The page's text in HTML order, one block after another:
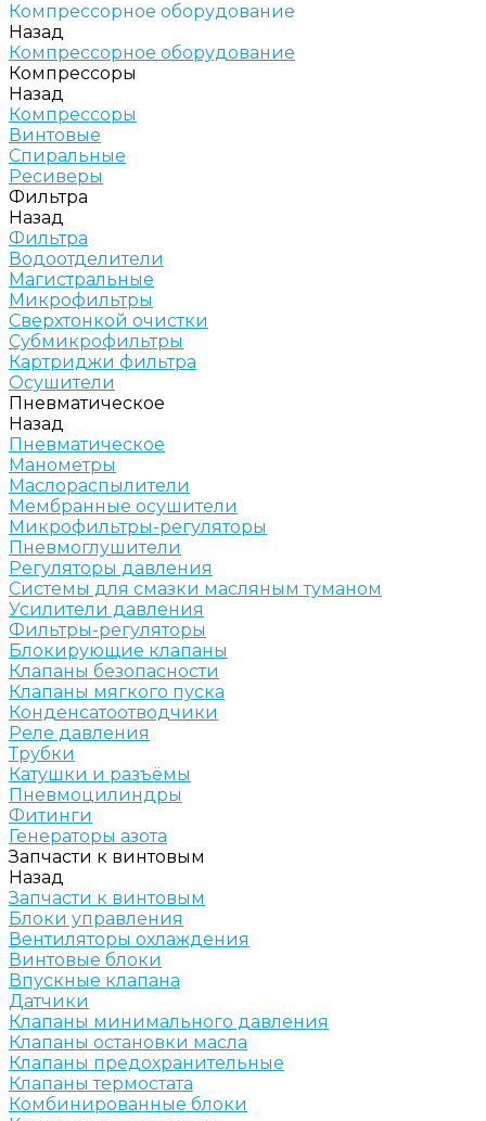
Компрессорное оборудование
Назад
Компрессорное оборудование
Компрессоры
Назад
Компрессоры
Винтовые
Спиральные
Ресиверы
Фильтра
Назад
Фильтра
Водоотделители
Магистральные
Микрофильтры
Сверхтонкой очистки
Субмикрофильтры
Картриджи фильтра
Осушители
Пневматическое
Назад
Пневматическое
Манометры
Маслораспылители
Мембранные осушители
Микрофильтры-регуляторы
Пневмоглушители
Регуляторы давления
Системы для смазки масляным туманом
Усилители давления
Фильтры-регуляторы
Блокирующие клапаны
Клапаны безопасности
Клапаны мягкого пуска
Конденсатоотводчики
Реле давления
Трубки
Катушки и разъёмы
Пневмоцилиндры
Фитинги
Генераторы азота
Запчасти к винтовым
Назад
Запчасти к винтовым
Блоки управления
Вентиляторы охлаждения
Винтовые блоки
Впускные клапана
Датчики
Клапаны минимального давления
Клапаны остановки масла
Клапаны предохранительные
Клапаны термостата
Комбинированные блоки